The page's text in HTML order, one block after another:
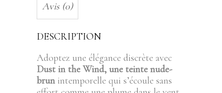
Avis (0)
DESCRIPTION
Adoptez une élégance discrète avec
Dust in the Wind, une teinte nude-
brun intemporelle qui s’écoule sans